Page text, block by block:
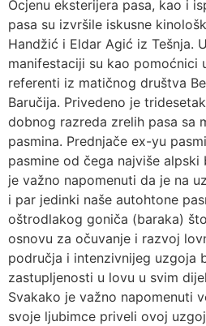
Ocjenu eksterijera pasa, kao i
pasa su izvršile iskusne
Handžić i Eldar Agić iz Tešnja.
manifestaciji su kao pomoćnici
referenti iz matičnog društva
Baručija. Privedeno je
dobnog razreda zrelih pasa sa
pasmina. Prednjače ex-yu
pasmine od čega najviše alpski
je važno napomenuti da je na
i par jedinki naše autohtone
oštrodlakog goniča (baraka)
osnovu za očuvanje i razvoj
područja i intenzivnijeg uzgoja
zastupljenosti u lovu u svim
Svakako je važno napomenuti
svoje ljubimce priveli ovoj